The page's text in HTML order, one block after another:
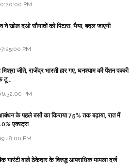
PM
ने खोल दओ सौगातों को पिटारा, भैया, बदल जाएगी
PM
मिश्रा जीते, राजेंद्र भारती हार गए, घनश्याम की पेंशन पक्की
टू...
PM
के पहले बसों का किराया 75% तक बढ़ाया, रात में
एक्स्ट्रा
PM
गारंटी वाले ठेकेदार के विरुद्ध आपराधिक मामला दर्ज